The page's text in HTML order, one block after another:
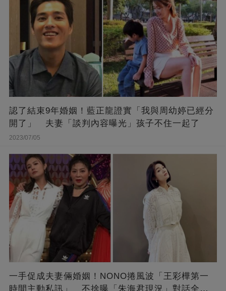
認了結束9年婚姻！藍正龍證實「我與周幼婷已經分
開了」 夫妻「談判內容曝光」孩子不住一起了
2023/07/05
一手促成夫妻倆婚姻！NONO捲風波「王彩樺第一
時間主動私訊」 不捨曝「朱海君現況」對話全公